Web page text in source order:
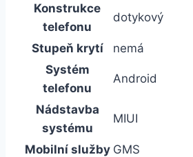
Konstrukce
telefonu
dotykový
Stupeň krytí
nemá
Systém
telefonu
Android
Nádstavba
systému
MIUI
Mobilní služby GMS